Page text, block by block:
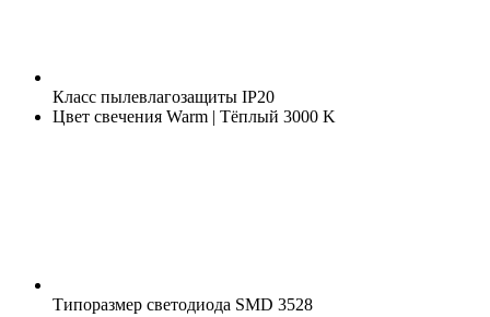
Класс пылевлагозащиты IP20
Цвет свечения Warm | Тёплый 3000 K
Типоразмер светодиода SMD 3528